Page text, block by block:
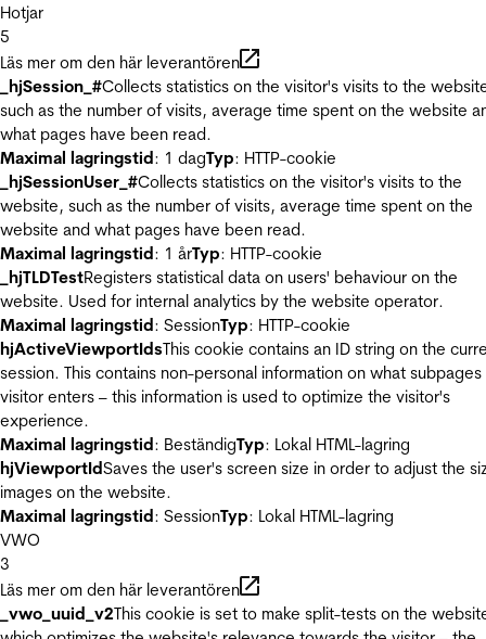
Hotjar
5
Läs mer om den här leverantören
_hjSession_#Collects statistics on the visitor's visits to the
such as the number of visits, average time spent on the website
what pages have been read.
Maximal lagringstid: 1 dagTyp: HTTP-cookie
_hjSessionUser_#Collects statistics on the visitor's visits to the
website, such as the number of visits, average time spent on the
website and what pages have been read.
Maximal lagringstid: 1 årTyp: HTTP-cookie
_hjTLDTestRegisters statistical data on users' behaviour on the
website. Used for internal analytics by the website operator.
Maximal lagringstid: SessionTyp: HTTP-cookie
hjActiveViewportIdsThis cookie contains an ID string on the
session. This contains non-personal information on what
visitor enters – this information is used to optimize the visitor's
experience.
Maximal lagringstid: BeständigTyp: Lokal HTML-lagring
hjViewportIdSaves the user's screen size in order to adjust the
images on the website.
Maximal lagringstid: SessionTyp: Lokal HTML-lagring
VWO
3
Läs mer om den här leverantören
_vwo_uuid_v2This cookie is set to make split-tests on the